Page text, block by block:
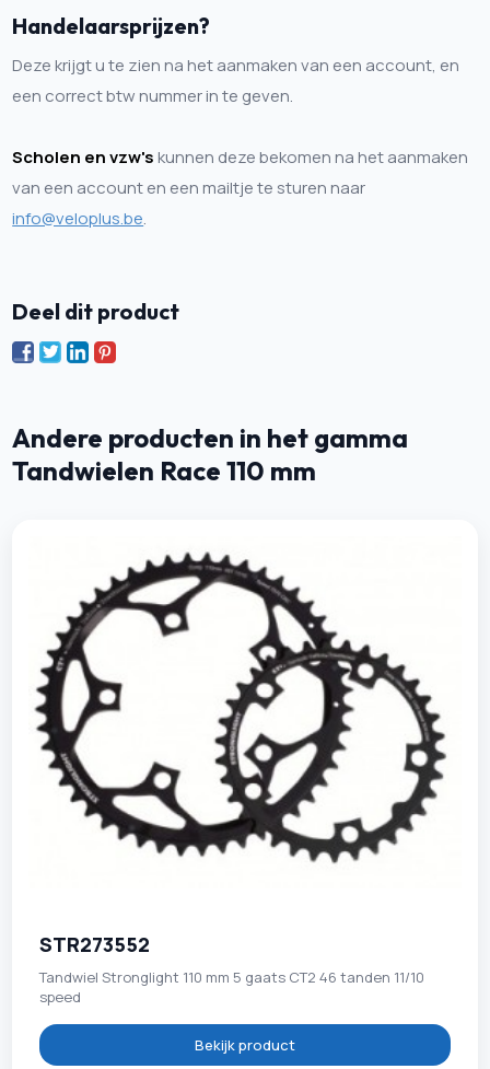
Handelaarsprijzen?
Deze krijgt u te zien na het aanmaken van een account, en
een correct btw nummer in te geven.
Scholen en vzw'skunnen deze bekomen na het aanmaken
van een account en een mailtje te sturen naar
info@veloplus.be.
Deel dit product
Andere producten in het gamma
Tandwielen Race 110 mm
STR273552
Tandwiel Stronglight 110 mm 5 gaats CT2 46 tanden 11/10
speed
Bekijk product